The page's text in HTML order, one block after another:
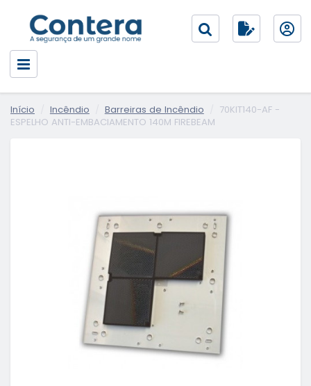
Início Incêndio Barreiras de Incêndio
70KIT140-AF -
ESPELHO ANTI-EMBACIAMENTO 140M FIREBEAM